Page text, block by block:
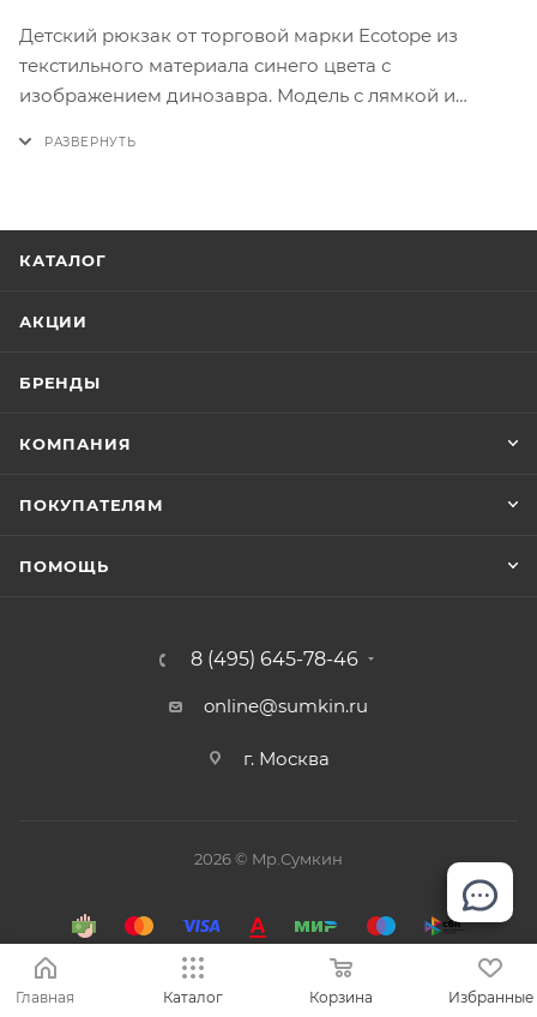
Детский рюкзак от торговой марки Ecotope из
текстильного материала синего цвета с
изображением динозавра. Модель с лямкой и
КАТАЛОГ
АКЦИИ
БРЕНДЫ
КОМПАНИЯ
ПОКУПАТЕЛЯМ
ПОМОЩЬ
8 (495) 645-78-46
online@sumkin.ru
г. Москва
2026 © Mр.Сумкин
Главная Каталог Корзина Избранные